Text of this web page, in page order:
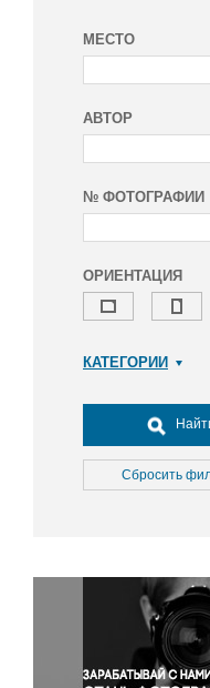
МЕСТО
АВТОР
№ ФОТОГРАФИИ
ОРИЕНТАЦИЯ
КАТЕГОРИИ
Досуг, туризм и
Культура
Медицина
Окружающая
Политика
Правосудие
Происшествия
Сбросить